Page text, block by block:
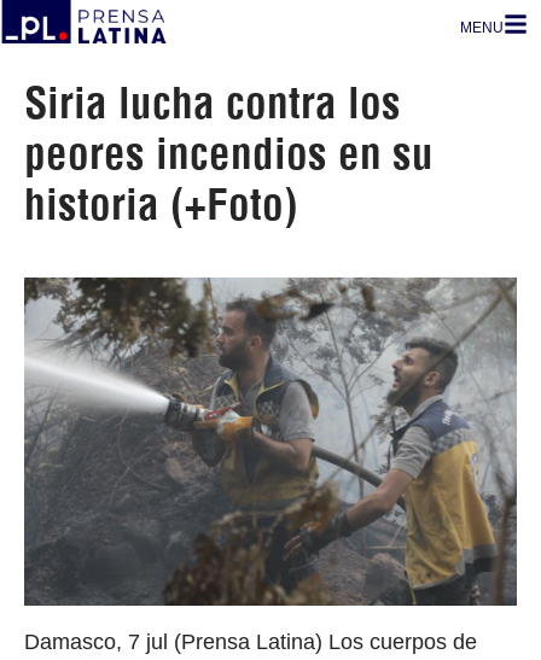
MENU
Siria lucha contra los
peores incendios en su
historia (+Foto)
Damasco, 7 jul (Prensa Latina) Los cuerpos de